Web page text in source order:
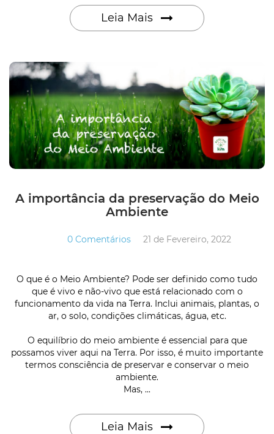
Leia Mais
A importância da preservação do Meio
Ambiente
0 Comentários 21 de Fevereiro, 2022
O que é o Meio Ambiente? Pode ser definido como tudo
que é vivo e não-vivo que está relacionado com o
funcionamento da vida na Terra. Inclui animais, plantas, o
ar, o solo, condições climáticas, água, etc.
O equilíbrio do meio ambiente é essencial para que
possamos viver aqui na Terra. Por isso, é muito importante
termos consciência de preservar e conservar o meio
ambiente.
Mas, ...
Leia Mais